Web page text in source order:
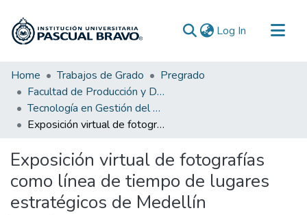
Log In (current)
Communities & Collections
All of DSpace
Statistics
Home Trabajos de Grado
Pregrado
Facultad de Producción y Diseño
Tecnología en Gestión del Diseño Gráfico
Exposición virtual de fotografías como línea de tiempo de lugares estratégicos de Medellín
Exposición virtual de fotografías
como línea de tiempo de lugares
estratégicos de Medellín